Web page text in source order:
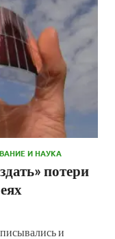
И НАУКА
потери
и